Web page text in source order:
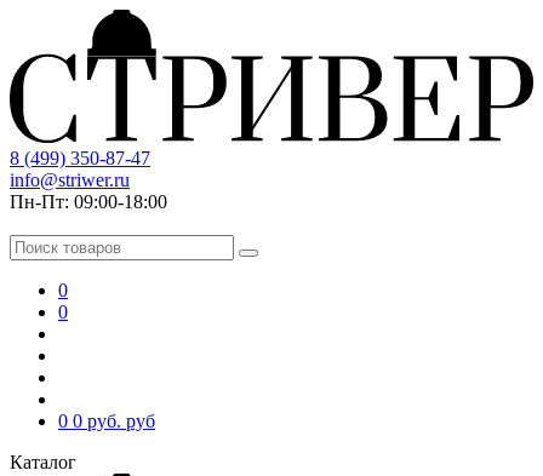
8 (499) 350-87-47
info@striwer.ru
Пн-Пт: 09:00-18:00
0
0
0 0 руб. руб
Каталог